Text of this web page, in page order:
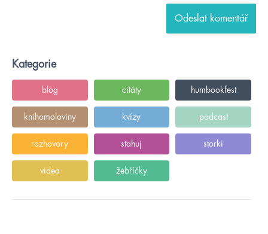
Kategorie
blog citáty humbookfest
knihomoloviny kvízy podcast
rozhovory stahuj storki
videa žebříčky